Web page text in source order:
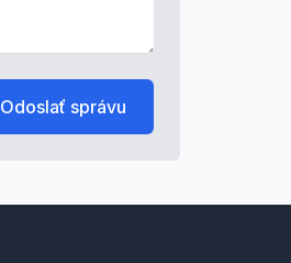
Odoslať správu